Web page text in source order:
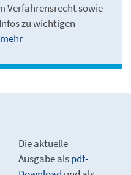
Verfahrensrecht sowie
zu wichtigen
mehr
Die aktuelle
Ausgabe alspdf-